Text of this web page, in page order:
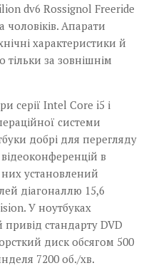
dv6 Rossignol Freeride
Апарати
характеристики й
тільки за зовнішнім
серії Intel Core i5 і
системи
добрі для перегляду
в
установлений
діагоналлю 15,6
У ноутбуках
стандарту DVD
диск обсягом 500
7200 об./хв.